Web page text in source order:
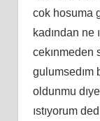
cok hosuma
kadından ne
cekınmeden
gulumsedım
oldunmu
ıstıyorum